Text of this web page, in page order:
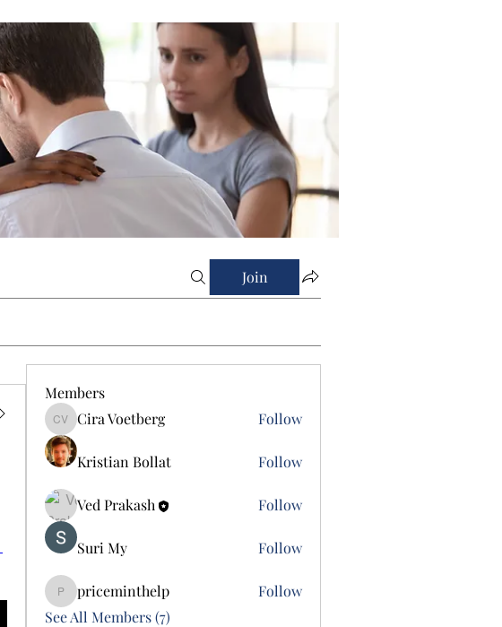
Join
Members
Cira Voetberg
Cira Voetberg Follow
Kristian Bollat Follow
Ved Prakash Follow
Suri My Follow
priceminthelp
priceminthelp
Follow
See All Members (7)